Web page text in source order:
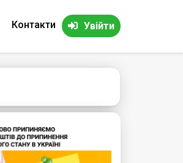
Контакти Увійти